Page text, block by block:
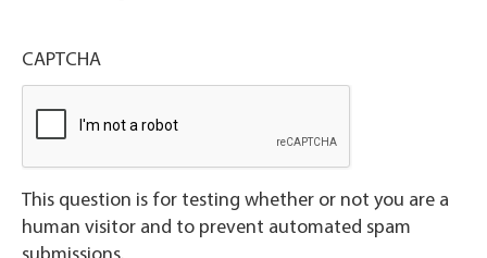
CAPTCHA
This question is for testing whether or not you are a
human visitor and to prevent automated spam